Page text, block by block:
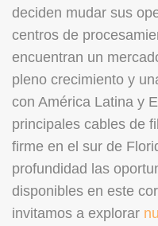
deciden mudar sus
centros de
encuentran un
pleno crecimiento y
con América Latina y
principales cables de
firme en el sur de
profundidad las
disponibles en este
invitamos a explorar